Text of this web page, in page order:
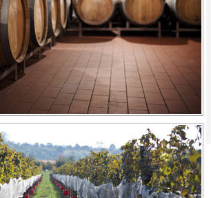
FOTO: Vinárstvo Magula
WhatsApp E-mail